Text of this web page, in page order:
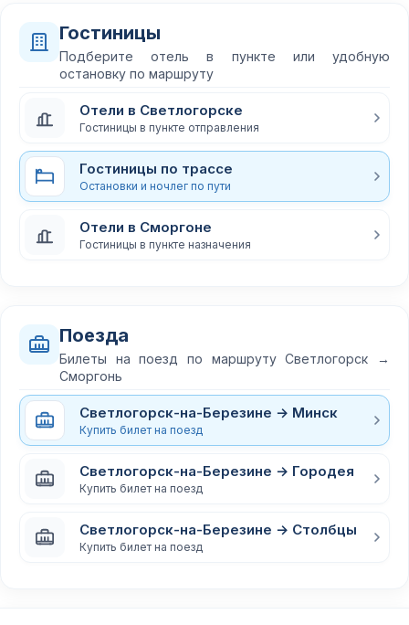
Гостиницы
Подберите отель в пункте или удобную
остановку по маршруту
Отели в Светлогорске
Гостиницы в пункте отправления
Гостиницы по трассе
Остановки и ночлег по пути
Отели в Сморгоне
Гостиницы в пункте назначения
Поезда
Билеты на поезд по маршруту Светлогорск →
Сморгонь
Светлогорск-на-Березине → Минск
Купить билет на поезд
Светлогорск-на-Березине → Городея
Купить билет на поезд
Светлогорск-на-Березине → Столбцы
Купить билет на поезд